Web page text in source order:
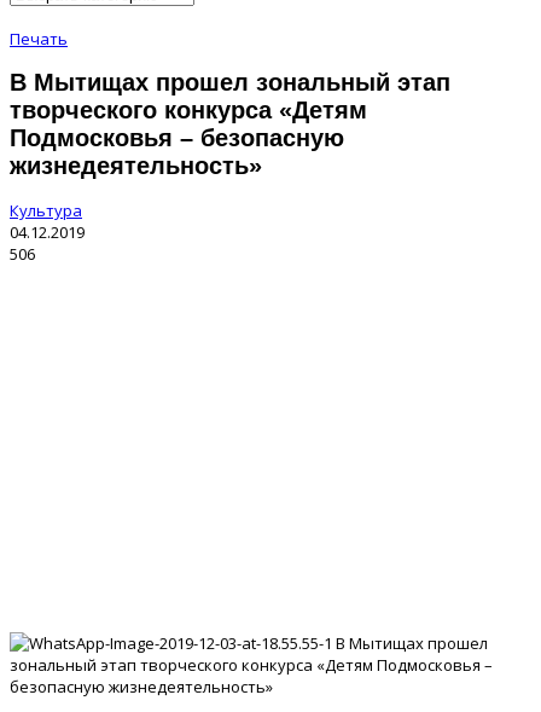
Печать
В Мытищах прошел зональный этап
творческого конкурса «Детям
Подмосковья – безопасную
жизнедеятельность»
Культура
04.12.2019
506
В Мытищах прошел
зональный этап творческого конкурса «Детям Подмосковья –
безопасную жизнедеятельность»